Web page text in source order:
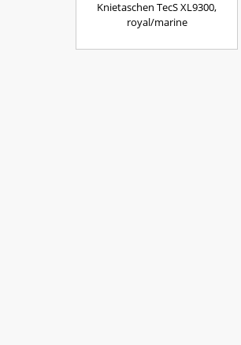
Knietaschen TecS XL9300,
royal/marine